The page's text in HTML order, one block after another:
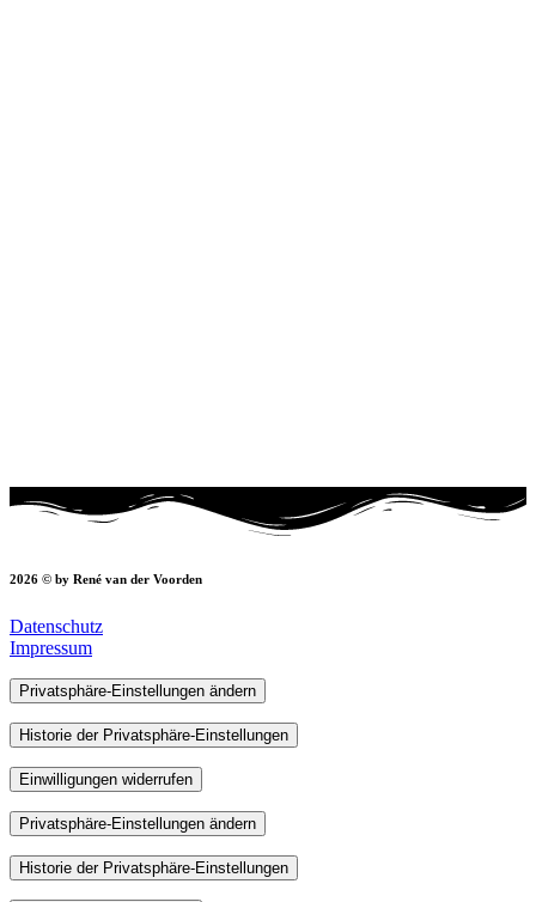
2026 © by René van der Voorden
Datenschutz
Impressum
Privatsphäre-Einstellungen ändern
Historie der Privatsphäre-Einstellungen
Einwilligungen widerrufen
Privatsphäre-Einstellungen ändern
Historie der Privatsphäre-Einstellungen